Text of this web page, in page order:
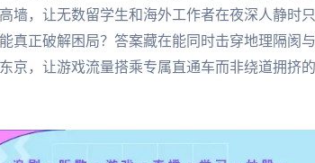
墙，让无数留学生和海外工作者在夜深人静时
真正破解困局？答案藏在能同时击穿地理隔阂
京，让游戏流量搭乘专属直通车而非绕道拥挤